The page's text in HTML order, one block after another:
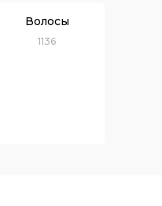
Волосы
1136